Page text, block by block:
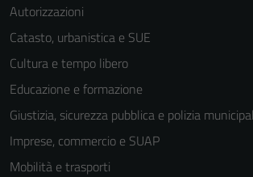
Autorizzazioni
Catasto, urbanistica e SUE
Cultura e tempo libero
Educazione e formazione
Giustizia, sicurezza pubblica e polizia
Imprese, commercio e SUAP
Mobilità e trasporti